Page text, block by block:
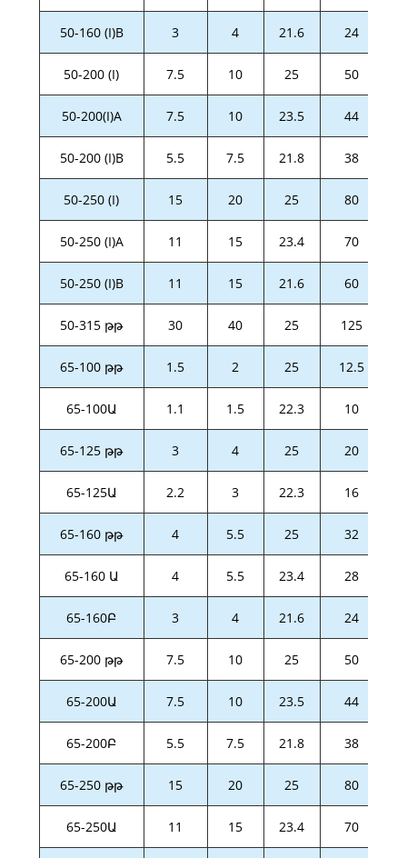
50-160 (I)B 3 4 21.6 24
50-200 (I) 7.5 10 25 50
50-200(I)A 7.5 10 23.5 44
50-200 (I)B 5.5 7.5 21.8 38
50-250 (I) 15 20 25 80
50-250 (I)A 11 15 23.4 70
50-250 (I)B 11 15 21.6 60
50-315 թթ 30 40 25 125
65-100 թթ 1.5 2 25 12.5
65-100Ա 1.1 1.5 22.3 10
65-125 թթ 3 4 25 20
65-125Ա 2.2 3 22.3 16
65-160 թթ 4 5.5 25 32
65-160 Ա 4 5.5 23.4 28
65-160Բ 3 4 21.6 24
65-200 թթ 7.5 10 25 50
65-200Ա 7.5 10 23.5 44
65-200Բ 5.5 7.5 21.8 38
65-250 թթ 15 20 25 80
65-250Ա 11 15 23.4 70